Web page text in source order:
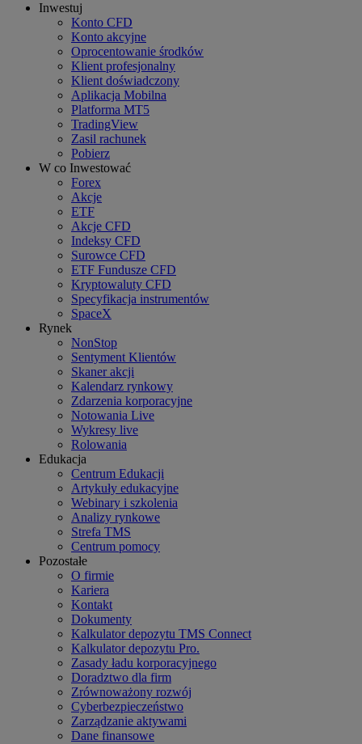
Inwestuj
Konto CFD
Konto akcyjne
Oprocentowanie środków
Klient profesjonalny
Klient doświadczony
Aplikacja Mobilna
Platforma MT5
TradingView
Zasil rachunek
Pobierz
W co Inwestować
Forex
Akcje
ETF
Akcje CFD
Indeksy CFD
Surowce CFD
ETF Fundusze CFD
Kryptowaluty CFD
Specyfikacja instrumentów
SpaceX
Rynek
NonStop
Sentyment Klientów
Skaner akcji
Kalendarz rynkowy
Zdarzenia korporacyjne
Notowania Live
Wykresy live
Rolowania
Edukacja
Centrum Edukacji
Artykuły edukacyjne
Webinary i szkolenia
Analizy rynkowe
Strefa TMS
Centrum pomocy
Pozostałe
O firmie
Kariera
Kontakt
Dokumenty
Kalkulator depozytu TMS Connect
Kalkulator depozytu Pro.
Zasady ładu korporacyjnego
Doradztwo dla firm
Zrównoważony rozwój
Cyberbezpieczeństwo
Zarządzanie aktywami
Dane finansowe